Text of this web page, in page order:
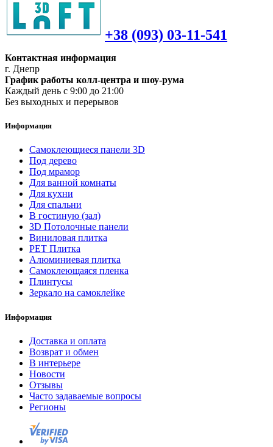
+38 (093) 03-11-541
Контактная информация
г. Днепр
График работы колл-центра и шоу-рума
Каждый день с 9:00 до 21:00
Без выходных и перерывов
Информация
Самоклеющиеся панели 3D
Под дерево
Под мрамор
Для ванной комнаты
Для кухни
Для спальни
В гостиную (зал)
3D Потолочные панели
Виниловая плитка
PET Плитка
Алюминиевая плитка
Самоклеющаяся пленка
Плинтусы
Зеркало на самоклейке
Информация
Доставка и оплата
Возврат и обмен
В интерьере
Новости
Отзывы
Часто задаваемые вопросы
Регионы